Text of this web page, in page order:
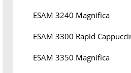
ESAM 3240 Magnifica
ESAM 3300 Rapid
ESAM 3350 Magnifica